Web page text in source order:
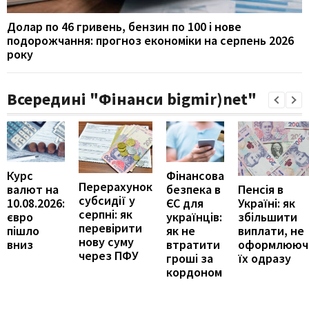
Долар по 46 гривень, бензин по 100 і нове
подорожчання: прогноз економіки на серпень 2026
року
Всередині "Фінанси bigmir)net"
Курс
валют на
10.08.2026:
євро
пішло
вниз
Перерахунок
субсидії у
серпні: як
перевірити
нову суму
через ПФУ
Фінансова
безпека в
ЄС для
українців:
як не
втратити
гроші за
кордоном
Пенсія в
Україні: як
збільшити
виплати, не
їх одразу